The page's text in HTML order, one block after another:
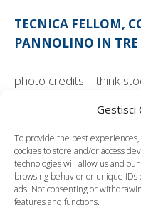
Gestisci
To provide the best
cookies to store and/or access
technologies will allow us and
browsing behavior or unique IDs
ads. Not consenting or
features and functions.
TECNICA FELLOM,
PANNOLINO IN
photo credits | think
Leggi anche: